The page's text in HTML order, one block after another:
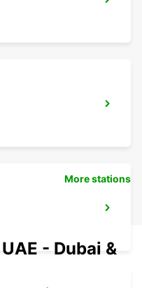
More stations
- Dubai &